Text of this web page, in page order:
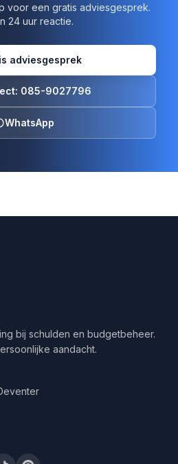
voor een gratis adviesgesprek.
24 uur reactie.
adviesgesprek
085-9027796
WhatsApp
bij schulden en budgetbeheer.
aandacht.